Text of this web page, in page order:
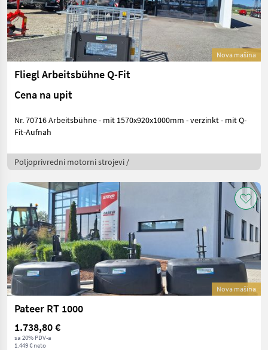
Nova mašina
Fliegl Arbeitsbühne Q-Fit
Cena na upit
Nr. 70716 Arbeitsbühne - mit 1570x920x1000mm - verzinkt - mit Q-
Fit-Aufnah
Poljoprivredni motorni strojevi /
Nova mašina
Pateer RT 1000
1.738,80 €
sa 20% PDV-a
1.449 € neto